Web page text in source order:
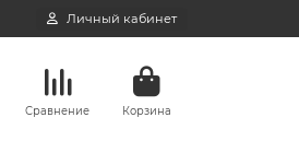
Личный кабинет
Сравнение Корзина